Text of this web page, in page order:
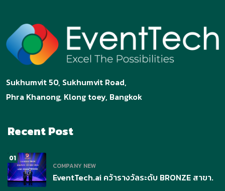
Sukhumvit 50, Sukhumvit Road,
Phra Khanong, Klong toey, Bangkok
Recent Post
01
COMPANY NEW
EventTech.ai คว้ารางวัลระดับ BRONZE สาขา.